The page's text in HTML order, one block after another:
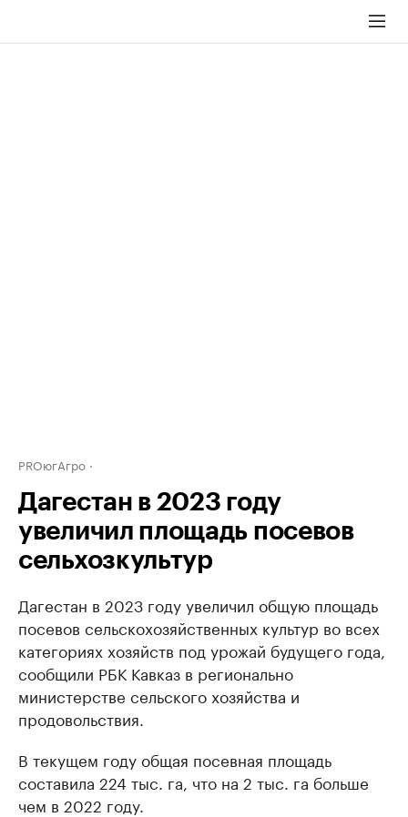
PROюгАгро
Дагестан в 2023 году
увеличил площадь посевов
сельхозкультур
Дагестан в 2023 году увеличил общую площадь
посевов сельскохозяйственных культур во всех
категориях хозяйств под урожай будущего года,
сообщили РБК Кавказ в регионально
министерстве сельского хозяйства и
продовольствия.
В текущем году общая посевная площадь
составила 224 тыс. га, что на 2 тыс. га больше
чем в 2022 году.